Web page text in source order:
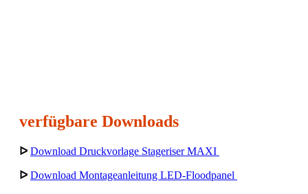
verfügbare Downloads
ᐅ Download Druckvorlage Stageriser MAXI
ᐅ Download Montageanleitung LED-Floodpanel